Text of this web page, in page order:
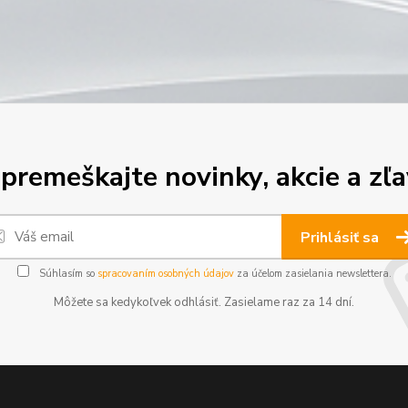
novinky, akcie a
Prihlásiť sa
Súhlasím so spracovaním osobných údajovza účelom zasielania newslettera.
Môžete sa kedykoľvek odhlásiť. Zasielame raz za 14 dní.